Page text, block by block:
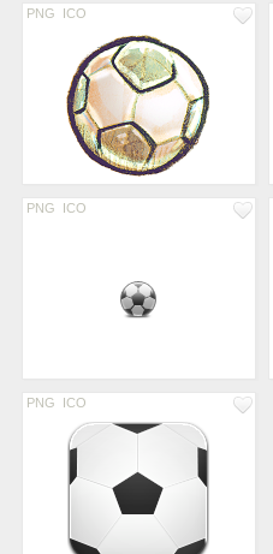
PNG ICO
PNG ICO
PNG ICO